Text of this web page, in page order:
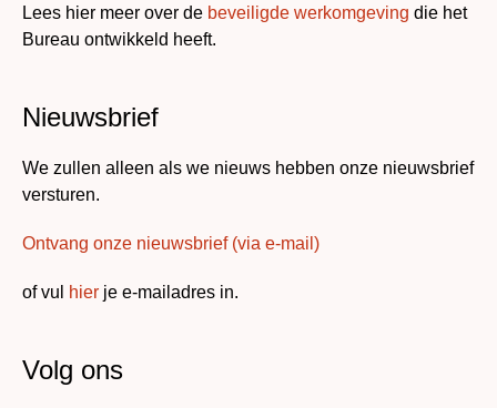
Lees hier meer over de beveiligde werkomgeving die het
Bureau ontwikkeld heeft.
Nieuwsbrief
We zullen alleen als we nieuws hebben onze nieuwsbrief
versturen.
Ontvang onze nieuwsbrief (via e-mail)
of vul hier je e-mailadres in.
Volg ons